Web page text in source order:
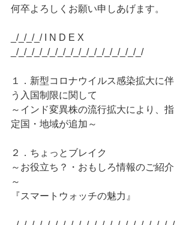
何卒よろしくお願い申しあげます。
_/_/_/_/ I N D E X
_/_/_/_/_/_/_/_/_/_/_/_/_/_/_/_/_/
１．新型コロナウイルス感染拡大に伴
う入国制限に関して
～インド変異株の流行拡大により、指
定国・地域が追加～
２．ちょっとブレイク
～お役立ち？・おもしろ情報のご紹介
～
『スマートウォッチの魅力』